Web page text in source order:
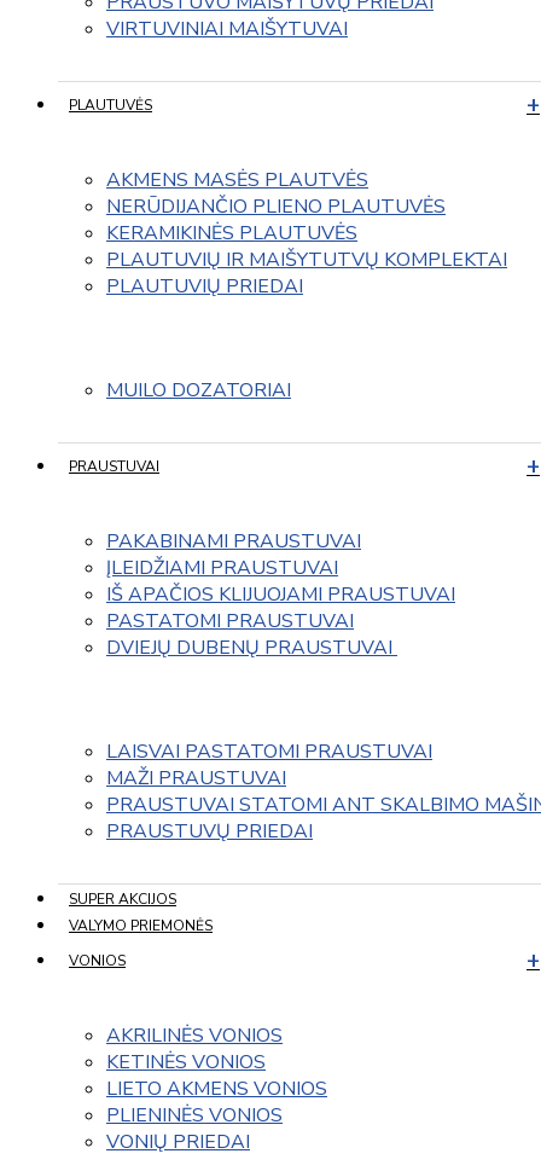
VIRTUVINIAI MAIŠYTUVAI
PLAUTUVĖS
AKMENS MASĖS PLAUTVĖS
NERŪDIJANČIO PLIENO PLAUTUVĖS
KERAMIKINĖS PLAUTUVĖS
PLAUTUVIŲ IR MAIŠYTUTVŲ KOMPLEKTAI
PLAUTUVIŲ PRIEDAI
MUILO DOZATORIAI
PRAUSTUVAI
PAKABINAMI PRAUSTUVAI
ĮLEIDŽIAMI PRAUSTUVAI
IŠ APAČIOS KLIJUOJAMI PRAUSTUVAI
PASTATOMI PRAUSTUVAI
DVIEJŲ DUBENŲ PRAUSTUVAI
LAISVAI PASTATOMI PRAUSTUVAI
MAŽI PRAUSTUVAI
PRAUSTUVAI STATOMI ANT SKALBIMO
PRAUSTUVŲ PRIEDAI
SUPER AKCIJOS
VALYMO PRIEMONĖS
VONIOS
AKRILINĖS VONIOS
KETINĖS VONIOS
LIETO AKMENS VONIOS
PLIENINĖS VONIOS
VONIŲ PRIEDAI